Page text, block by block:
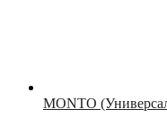
MONTO